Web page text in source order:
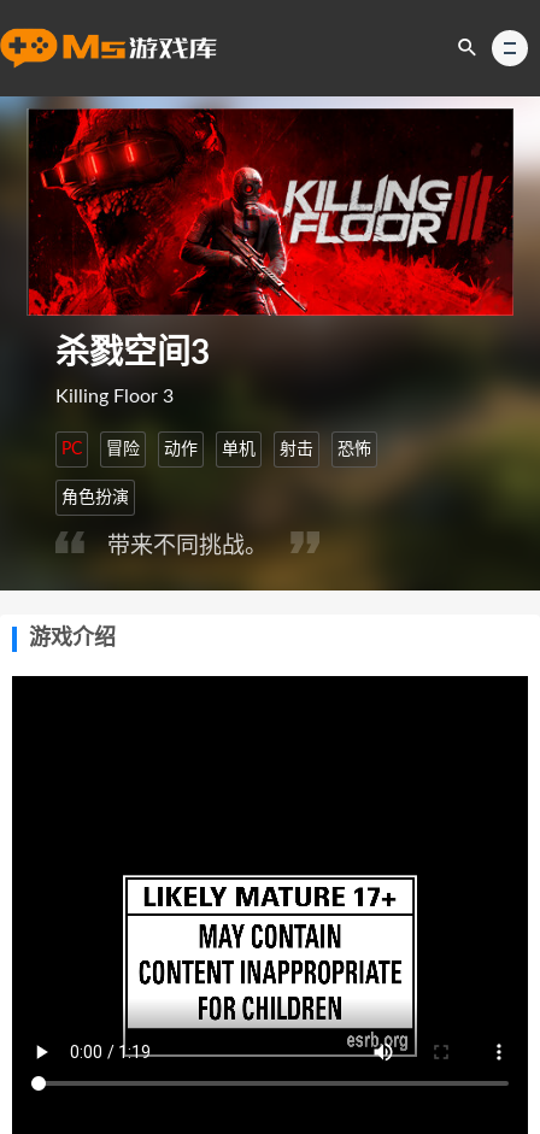
杀戮空间3
Killing Floor 3
PC 冒险 动作 单机 射击 恐怖
角色扮演
带来不同挑战。
游戏介绍